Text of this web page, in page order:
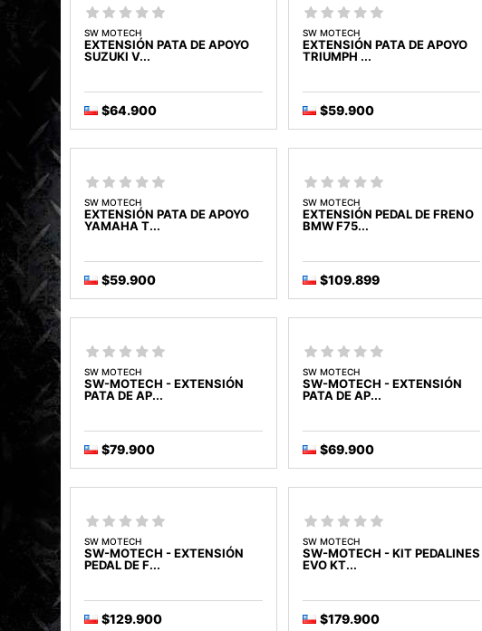
SW MOTECH
EXTENSIÓN PATA DE APOYO
SUZUKI V...
$64.900
SW MOTECH
EXTENSIÓN PATA DE APOYO
TRIUMPH ...
$59.900
SW MOTECH
EXTENSIÓN PATA DE APOYO
YAMAHA T...
$59.900
SW MOTECH
EXTENSIÓN PEDAL DE FRENO
BMW F75...
$109.899
SW MOTECH
SW-MOTECH - EXTENSIÓN
PATA DE AP...
$79.900
SW MOTECH
SW-MOTECH - EXTENSIÓN
PATA DE AP...
$69.900
SW MOTECH
SW-MOTECH - EXTENSIÓN
PEDAL DE F...
$129.900
SW MOTECH
SW-MOTECH - KIT PEDALINES
EVO KT...
$179.900